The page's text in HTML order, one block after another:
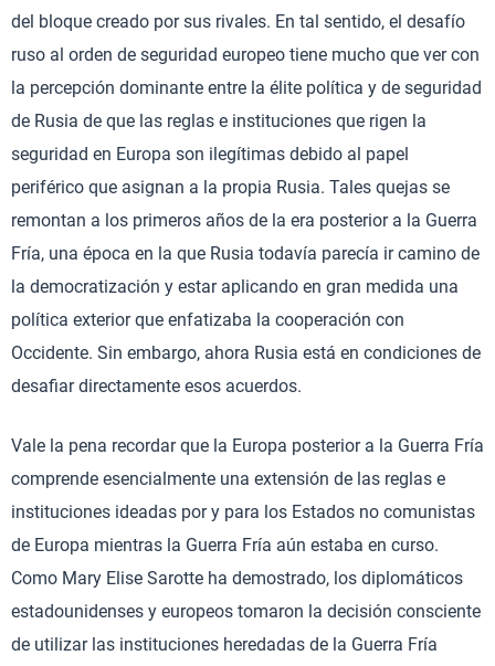
del bloque creado por sus rivales. En tal sentido, el desafío
ruso al orden de seguridad europeo tiene mucho que ver con
la percepción dominante entre la élite política y de seguridad
de Rusia de que las reglas e instituciones que rigen la
seguridad en Europa son ilegítimas debido al papel
periférico que asignan a la propia Rusia. Tales quejas se
remontan a los primeros años de la era posterior a la Guerra
Fría, una época en la que Rusia todavía parecía ir camino de
la democratización y estar aplicando en gran medida una
política exterior que enfatizaba la cooperación con
Occidente. Sin embargo, ahora Rusia está en condiciones de
desafiar directamente esos acuerdos.
Vale la pena recordar que la Europa posterior a la Guerra Fría
comprende esencialmente una extensión de las reglas e
instituciones ideadas por y para los Estados no comunistas
de Europa mientras la Guerra Fría aún estaba en curso.
Como Mary Elise Sarotte ha demostrado, los diplomáticos
estadounidenses y europeos tomaron la decisión consciente
de utilizar las instituciones heredadas de la Guerra Fría